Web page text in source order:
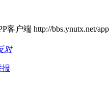
客户端 http://bbs.ynutx.net/
对
报